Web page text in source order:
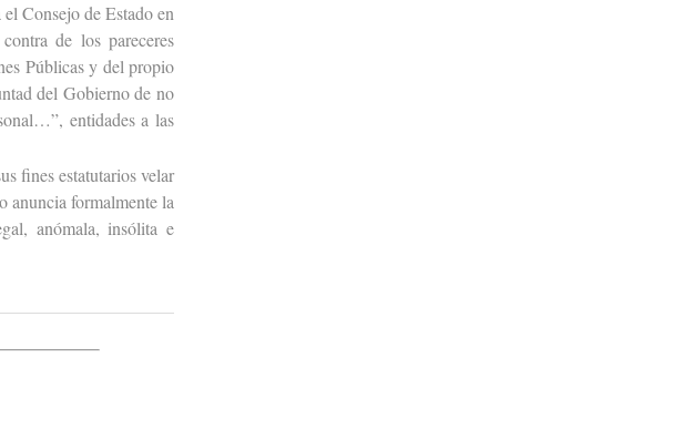
Consejo de Estado en
de los pareceres
Públicas y del propio
del Gobierno de no
entidades a las
fines estatutarios velar
anuncia formalmente la
anómala, insólita e